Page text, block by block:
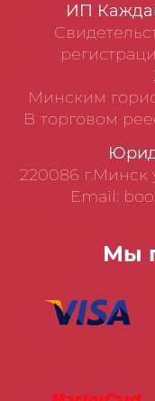
ИП
Минским
В торговом
220086 г.Минск
Email:
Мы